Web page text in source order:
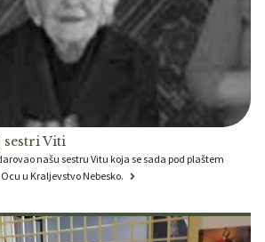
sestri Viti
našu sestru Vitu koja se sada pod plaštem
u Kraljevstvo Nebesko.